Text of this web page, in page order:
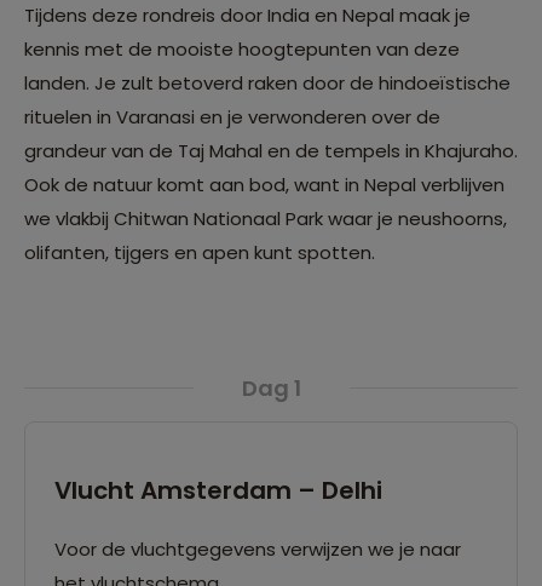
Tijdens deze rondreis door India en Nepal maak je
kennis met de mooiste hoogtepunten van deze
landen. Je zult betoverd raken door de hindoeïstische
rituelen in Varanasi en je verwonderen over de
grandeur van de Taj Mahal en de tempels in Khajuraho.
Ook de natuur komt aan bod, want in Nepal verblijven
we vlakbij Chitwan Nationaal Park waar je neushoorns,
olifanten, tijgers en apen kunt spotten.
Dag 1
Vlucht Amsterdam – Delhi
Voor de vluchtgegevens verwijzen we je naar